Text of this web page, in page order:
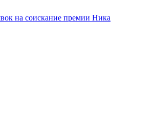
на соискание премии Ника